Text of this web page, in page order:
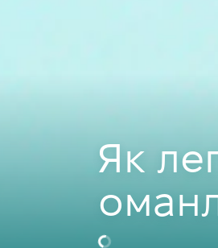
Як